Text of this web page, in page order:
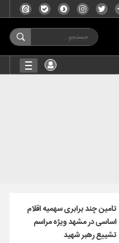
تامین چند برابری سهمیه اقلام
اساسی در مشهد ویژه مراسم
تشییع رهبر شهید